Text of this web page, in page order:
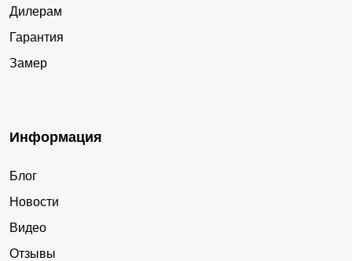
Дилерам
Гарантия
Замер
Информация
Блог
Новости
Видео
Отзывы